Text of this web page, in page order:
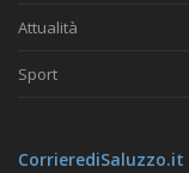
Attualità
Sport
CorrierediSaluzzo.it